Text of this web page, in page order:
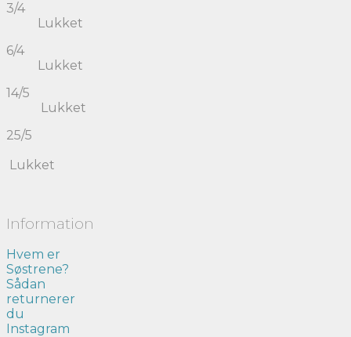
3/4
Lukket
6/4
Lukket
14/5
Lukket
25/5
Lukket
Information
Hvem er
Søstrene?
Sådan
returnerer
du
Instagram